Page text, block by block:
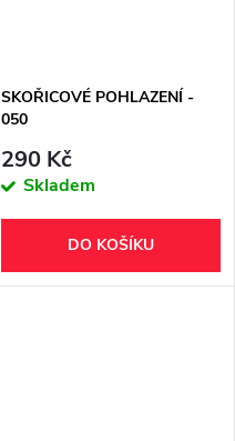
SKOŘICOVÉ POHLAZENÍ -
050
290 Kč
Skladem
DO KOŠÍKU